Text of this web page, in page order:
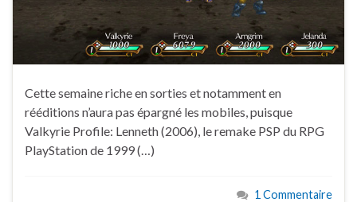
Cette semaine riche en sorties et notamment en
rééditions n’aura pas épargné les mobiles, puisque
Valkyrie Profile: Lenneth (2006), le remake PSP du RPG
PlayStation de 1999 (…)
1 Commentaire